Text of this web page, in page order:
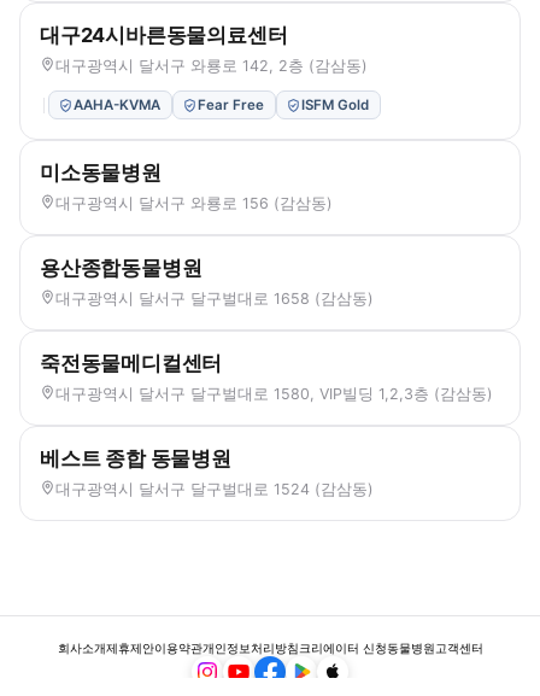
대구24시바른동물의료센터
대구광역시 달서구 와룡로 142, 2층 (감삼동)
AAHA-KVMA Fear Free ISFM Gold
미소동물병원
대구광역시 달서구 와룡로 156 (감삼동)
용산종합동물병원
대구광역시 달서구 달구벌대로 1658 (감삼동)
죽전동물메디컬센터
대구광역시 달서구 달구벌대로 1580, VIP빌딩 1,2,3층 (감삼동)
베스트 종합 동물병원
대구광역시 달서구 달구벌대로 1524 (감삼동)
회사소개제휴제안이용약관개인정보처리방침크리에이터 신청동물병원고객센터